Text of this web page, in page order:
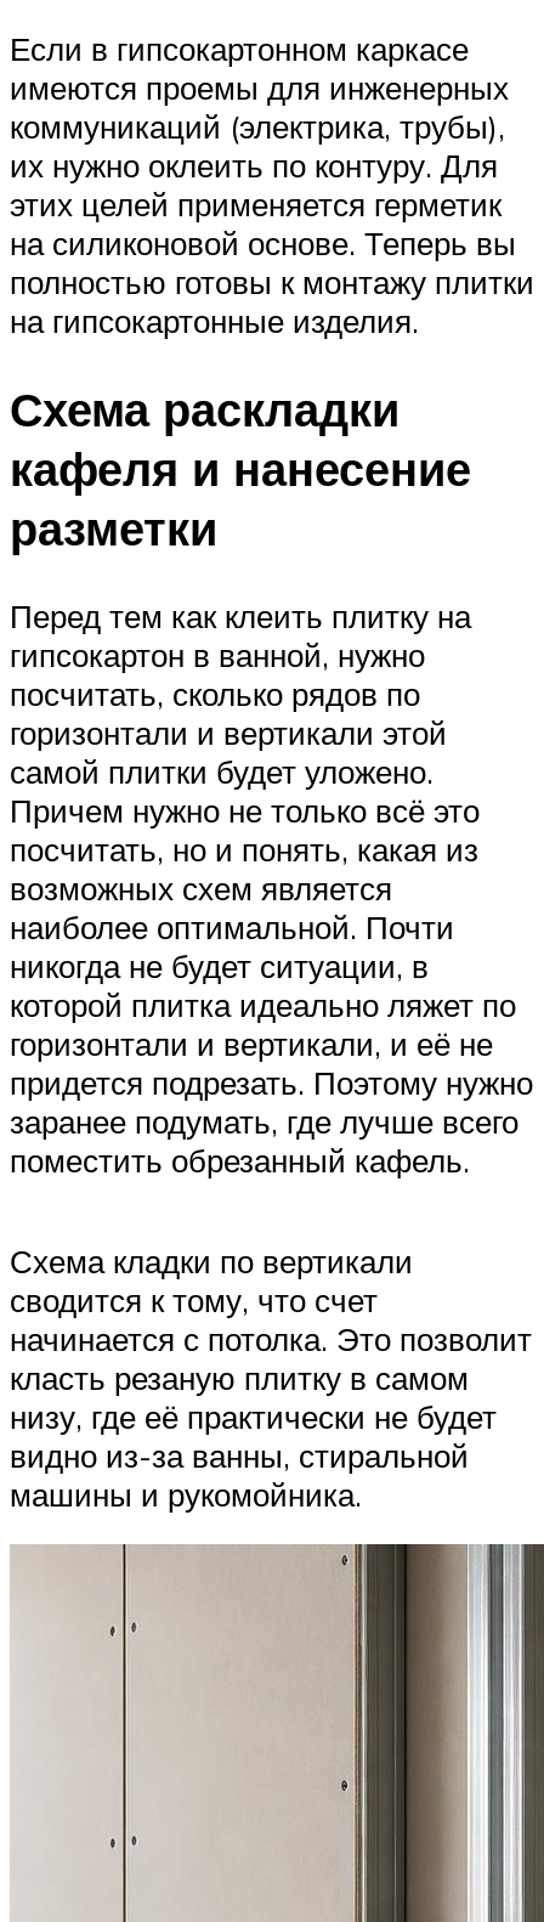
Если в гипсокартонном каркасе
имеются проемы для инженерных
коммуникаций (электрика, трубы),
их нужно оклеить по контуру. Для
этих целей применяется герметик
на силиконовой основе. Теперь вы
полностью готовы к монтажу плитки
на гипсокартонные изделия.
Схема раскладки
кафеля и нанесение
разметки
Перед тем как клеить плитку на
гипсокартон в ванной, нужно
посчитать, сколько рядов по
горизонтали и вертикали этой
самой плитки будет уложено.
Причем нужно не только всё это
посчитать, но и понять, какая из
возможных схем является
наиболее оптимальной. Почти
никогда не будет ситуации, в
которой плитка идеально ляжет по
горизонтали и вертикали, и её не
придется подрезать. Поэтому нужно
заранее подумать, где лучше всего
поместить обрезанный кафель.
Схема кладки по вертикали
сводится к тому, что счет
начинается с потолка. Это позволит
класть резаную плитку в самом
низу, где её практически не будет
видно из-за ванны, стиральной
машины и рукомойника.